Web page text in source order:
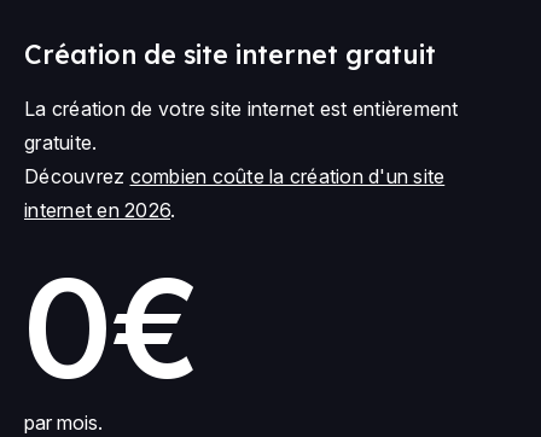
Création de site internet gratuit
La création de votre site internet est entièrement
gratuite.
Découvrez combien coûte la création d'un site
internet en 2026.
0€
par mois.